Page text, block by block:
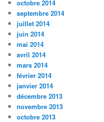
octobre 2014
septembre 2014
juillet 2014
juin 2014
mai 2014
avril 2014
mars 2014
février 2014
janvier 2014
décembre 2013
novembre 2013
octobre 2013